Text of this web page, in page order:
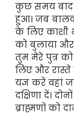
कुछ समय बाद
हुआ। जब बालक
के लिए काशी
को बुलाया
तुम मेरे पुत्र
लिए और रास्ते
यज्ञ करें वहां
दक्षिणा दें।
ब्राह्मणों को